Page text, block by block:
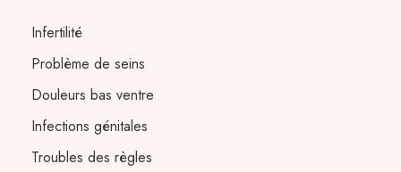
Infertilité
Problème de seins
Douleurs bas ventre
Infections génitales
Troubles des règles